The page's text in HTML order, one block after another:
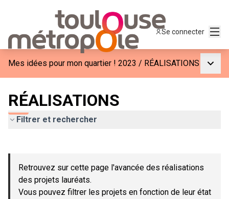
Se connecter
Mes idées pour mon quartier ! 2023 / RÉALISATIONS
RÉALISATIONS
Filtrer et rechercher
−
Retrouvez sur cette page l'avancée des réalisations
des projets lauréats.
Vous pouvez filtrer les projets en fonction de leur état